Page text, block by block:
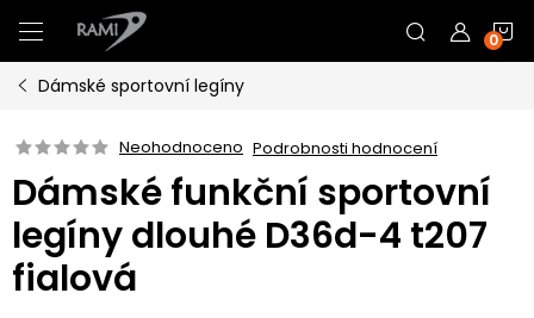
na
obsah
Dámské sportovní legíny
Neohodnoceno Podrobnosti hodnocení
Dámské funkční sportovní
legíny dlouhé D36d-4 t207
fialová